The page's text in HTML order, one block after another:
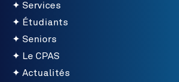
Services
Étudiants
Seniors
Le CPAS
Actualités